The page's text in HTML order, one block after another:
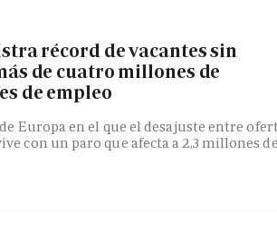
récord de vacantes sin
de cuatro millones de
de empleo
Europa en el que el desajuste entre
con un paro que afecta a 2,3 millones